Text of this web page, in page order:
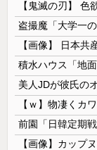
【画像】 日本共
【ｗ】物凄くカ
【画像】カップ